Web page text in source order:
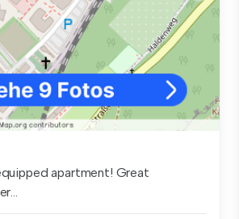
apartment! Great